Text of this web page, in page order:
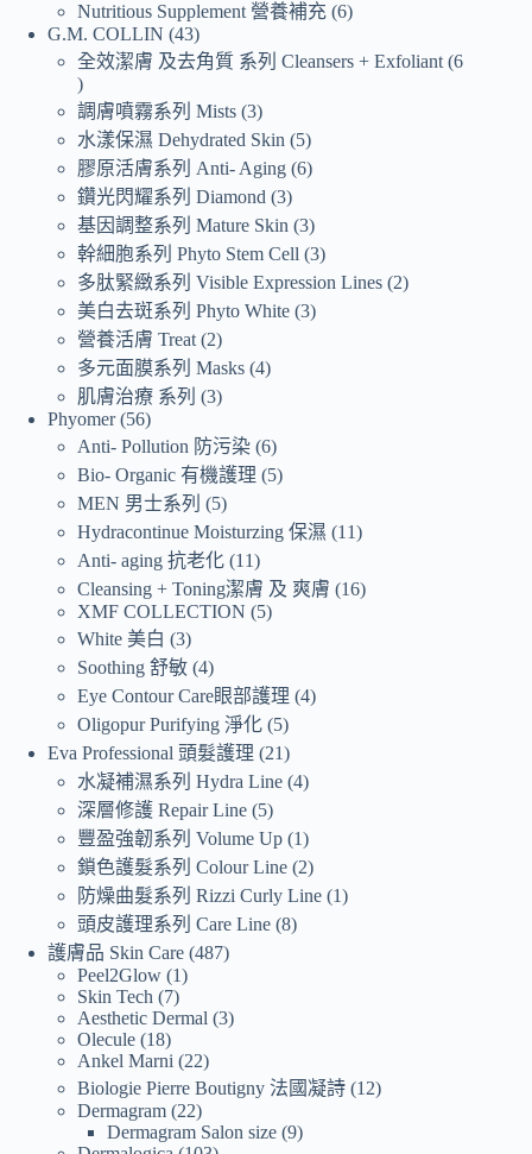
Nutritious Supplement 營養補充 6
G.M. COLLIN 43
全效潔膚 及去角質 系列 Cleansers + Exfoliant 6
調膚噴霧系列 Mists 3
水漾保濕 Dehydrated Skin
5
膠原活膚系列 Anti- Aging 6
鑽光閃耀系列 Diamond 3
基因調整系列 Mature Skin 3
幹細胞系列 Phyto Stem Cell 3
多肽緊緻系列 Visible Expression Lines 2
美白去斑系列 Phyto White 3
營養活膚 Treat 2
多元面膜系列 Masks 4
肌膚治療 系列
3
Phyomer 56
Anti- Pollution 防污染 6
Bio- Organic 有機護理
5
MEN 男士系列
5
Hydracontinue Moisturzing 保濕
11
Anti- aging 抗老化 11
Cleansing + Toning潔膚 及 爽膚
16
XMF COLLECTION
5
White 美白
3
Soothing 舒敏 4
Eye Contour Care眼部護理 4
Oligopur Purifying 淨化 5
Eva Professional 頭髮護理
21
水凝補濕系列 Hydra Line 4
深層修護 Repair Line 5
豐盈強韌系列 Volume Up 1
鎖色護髮系列 Colour Line 2
防燥曲髮系列 Rizzi Curly Line 1
頭皮護理系列 Care Line 8
護膚品 Skin Care 487
Peel2Glow 1
Skin Tech
7
Aesthetic Dermal 3
Olecule 18
Ankel Marni
22
Biologie Pierre Boutigny 法國凝詩 12
Dermagram 22
Dermagram Salon size 9